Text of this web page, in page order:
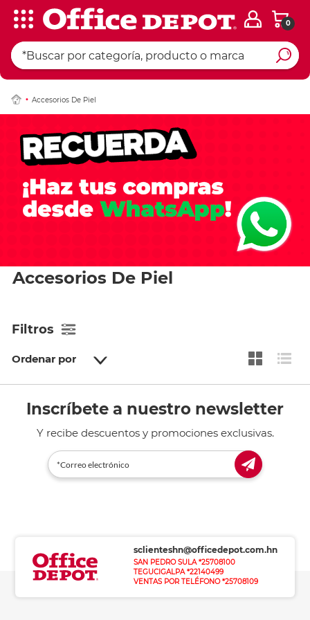
0
Accesorios De Piel
Accesorios De Piel
Filtros
Ordenar por
Inscríbete a nuestro newsletter
Y recibe descuentos y promociones exclusivas.
sclienteshn@officedepot.com.hn
SAN PEDRO SULA *25708100
TEGUCIGALPA *22140499
VENTAS POR TELÉFONO *25708109